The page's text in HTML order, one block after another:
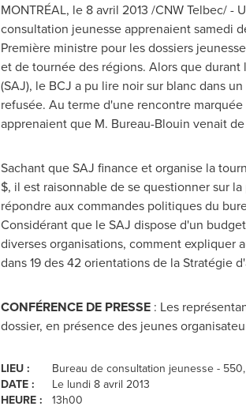
MONTRÉAL, le 8 avril 2013 /CNW Telbec/
consultation jeunesse apprenaient samedi
Première ministre pour les dossiers
et de tournée des régions. Alors que
(SAJ), le BCJ a pu lire noir sur blanc dans
refusée. Au terme d'une rencontre
apprenaient que M. Bureau-Blouin venait
Sachant que SAJ finance et organise la
$, il est raisonnable de se questionner sur
répondre aux commandes politiques du
Considérant que le SAJ dispose d'un
diverses organisations, comment expliquer
dans 19 des 42 orientations de la Stratégie
CONFÉRENCE DE PRESSE : Les
dossier, en présence des jeunes
LIEU :
Bureau de consultation jeunesse -
DATE :
Le lundi 8 avril 2013
HEURE :
13h00